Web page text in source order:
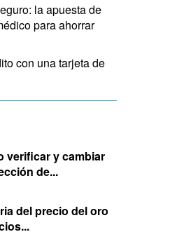
la apuesta de
para ahorrar
con una tarjeta de
verificar y cambiar
de...
del precio del oro